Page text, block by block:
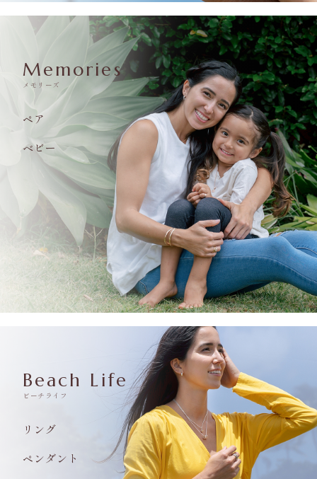
Memories
メモリーズ
ペア
ベビー
Beach Life
ビーチライフ
リング
ペンダント